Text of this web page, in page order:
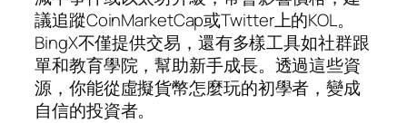
議追蹤CoinMarketCap或Twitter上的KOL。
BingX不僅提供交易，還有多樣工具如社群跟
單和教育學院，幫助新手成長。透過這些資
源，你能從虛擬貨幣怎麼玩的初學者，變成
自信的投資者。